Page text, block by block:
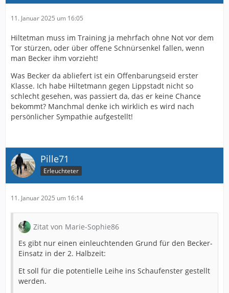
11. Januar 2025 um 16:05
Hiltetman muss im Training ja mehrfach ohne Not vor dem
Tor stürzen, oder über offene Schnürsenkel fallen, wenn
man Becker ihm vorzieht!
Was Becker da abliefert ist ein Offenbarungseid erster
Klasse. Ich habe Hiltetmann gegen Lippstadt nicht so
schlecht gesehen, was passiert da, das er keine Chance
bekommt? Manchmal denke ich wirklich es wird nach
persönlicher Sympathie aufgestellt!
Pille71
Erleuchteter
11. Januar 2025 um 16:14
Zitat von Marie-Sophie86
Es gibt nur einen einleuchtenden Grund für den Becker-
Einsatz in der 2. Halbzeit:
Et soll für die potentielle Leihe ins Schaufenster gestellt
werden.